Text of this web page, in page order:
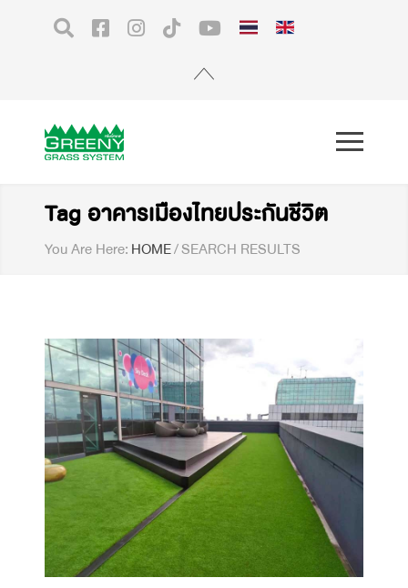
Tag อาคารเมืองไทยประกันชีวิต
You Are Here: HOME/SEARCH RESULTS